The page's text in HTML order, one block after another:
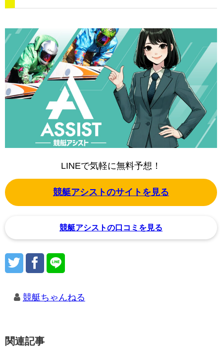
LINEで気軽に無料予想！
競艇アシストのサイトを見る
競艇アシストの口コミを見る
競艇ちゃんねる
関連記事